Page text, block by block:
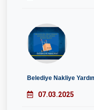
Belediye Nakliye
07.03.2025